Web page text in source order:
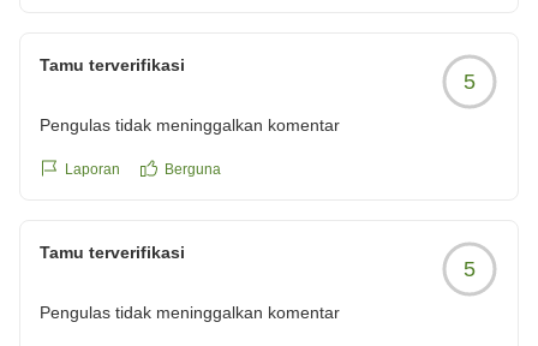
Tamu terverifikasi
5
Pengulas tidak meninggalkan komentar
Laporan Berguna
Tamu terverifikasi
5
Pengulas tidak meninggalkan komentar